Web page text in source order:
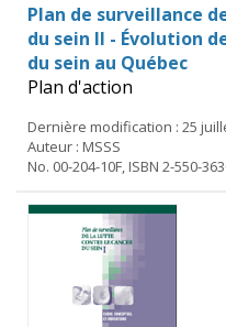
Plan de surveillance
du sein II - Évolution
du sein au Québec
Plan d'action
Dernière modification : 25
Auteur : MSSS
No. 00-204-10F, ISBN 2-550-